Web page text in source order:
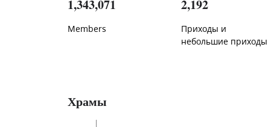
1,343,071
Members
2,192
Приходы и
небольшие приходы
Храмы